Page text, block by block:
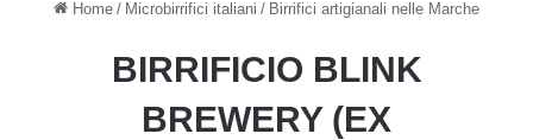
Home / Microbirrifici italiani / Birrifici artigianali nelle Marche
BIRRIFICIO BLINK
BREWERY (EX